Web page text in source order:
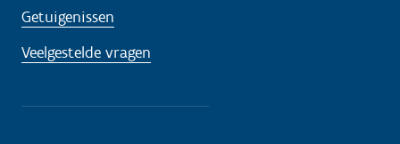
Getuigenissen
Veelgestelde vragen